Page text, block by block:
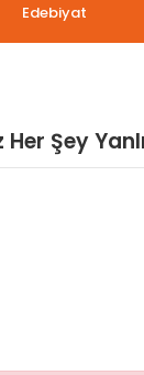
Edebiyat
Şey